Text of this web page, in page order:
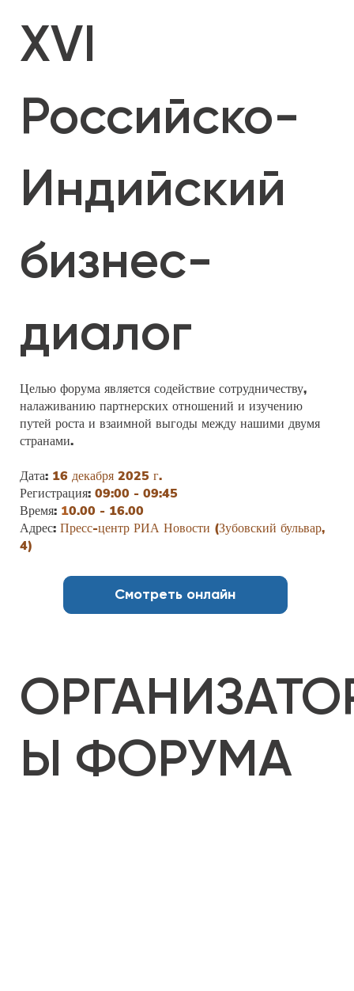
XVI
Российско-
Индийский
бизнес-
диалог
Целью форума является содействие сотрудничеству,
налаживанию партнерских отношений и изучению
путей роста и взаимной выгоды между нашими двумя
странами.
Дата: 16 декабря 2025 г.
Регистрация: 09:00 - 09:45
Время: 10.00 - 16.00
Адрес: Пресс-центр РИА Новости (Зубовский бульвар,
4)
Смотреть онлайн
Ы ФОРУМА